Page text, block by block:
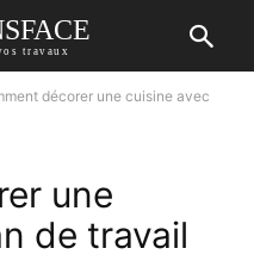
travaux
décorer une cuisine avec
une
de travail